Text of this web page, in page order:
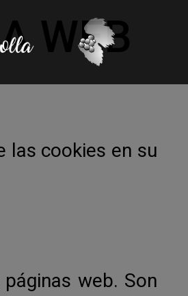
WEB
las cookies en su
web. Son